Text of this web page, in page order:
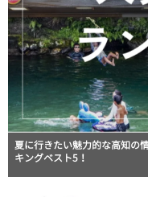
夏に行きたい魅力的な高知の
キングベスト5！